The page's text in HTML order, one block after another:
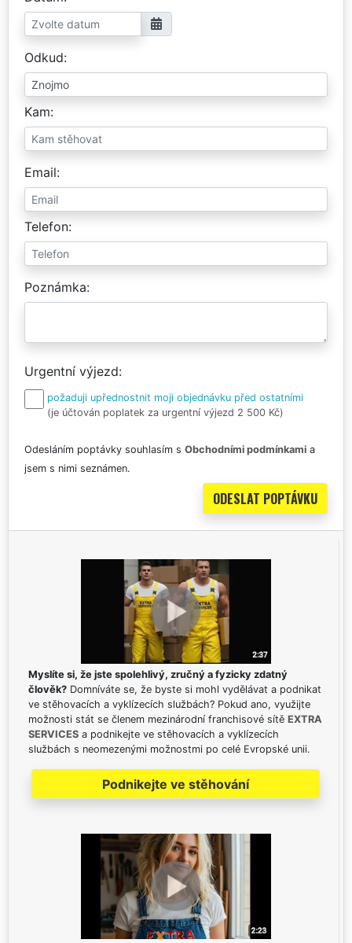
Odkud
Kam
Email
Telefon
Poznámka
Urgentní výjezd
požaduji upřednostnit moji objednávku před ostatními
(je účtován poplatek za urgentní výjezd 2 500 Kč)
Odesláním poptávky souhlasím s Obchodními podmínkami a
jsem s nimi seznámen.
Myslíte si, že jste spolehlivý, zručný a fyzicky zdatný
člověk? Domníváte se, že byste si mohl vydělávat a podnikat
ve stěhovacích a vyklízecích službách? Pokud ano, využijte
možnosti stát se členem mezinárodní franchisové sítě EXTRA
SERVICES a podnikejte ve stěhovacích a vyklízecích
službách s neomezenými možnostmi po celé Evropské unii.
Podnikejte ve stěhování